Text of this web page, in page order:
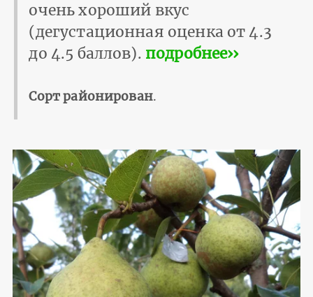
очень хороший вкус
(дегустационная оценка от 4.3
до 4.5 баллов). подробнее››
Сорт районирован.